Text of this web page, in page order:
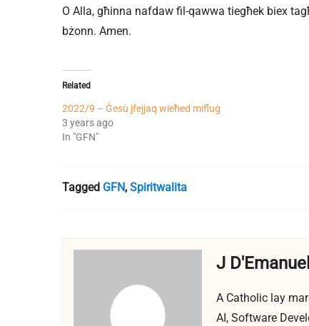
O Alla, għinna nafdaw fil-qawwa tiegħek biex
bżonn. Amen.
Related
2022/9 – Ġesù jfejjaq wieħed mifluġ
3 years ago
In "GFN"
Tagged GFN, Spiritwalita
J
A Catholic lay
AI, Software